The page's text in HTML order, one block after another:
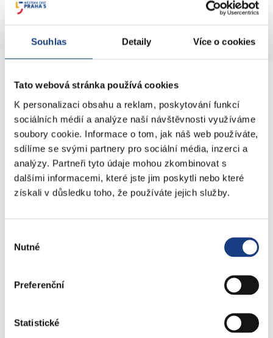
Souhlas Detaily Více o cookies
Tato webová stránka používá cookies
K personalizaci obsahu a reklam, poskytování funkcí
sociálních médií a analýze naší návštěvnosti využíváme
soubory cookie. Informace o tom, jak náš web používáte,
sdílíme se svými partnery pro sociální média, inzerci a
analýzy. Partneři tyto údaje mohou zkombinovat s
dalšími informacemi, které jste jim poskytli nebo které
získali v důsledku toho, že používáte jejich služby.
souhlasu
Nutné
Preferenční
Statistické
KONTAKTY
nám. 14. října 4
Podatelna
Sociální záležitosti
Živnostenské záležitosti
Stavební záležitosti
Doprava - zvláštní užívání komunikací
Přestupky dopravní - správní řízení